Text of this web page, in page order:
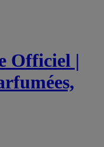
Officiel |